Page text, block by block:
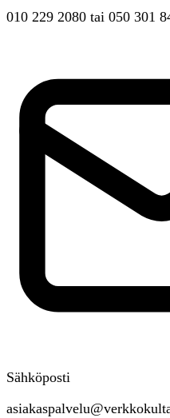
010 229 2080 tai 050 301
Sähköposti